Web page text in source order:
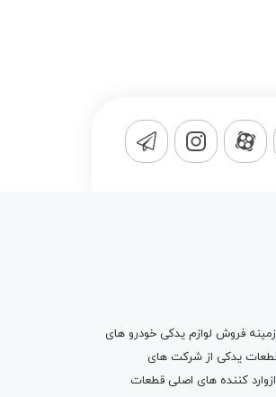
در زمینه فروش لوازم یدکی خودرو های
به واردات قطعات یدکی از شرکت های
کننده های اصلی قطعات